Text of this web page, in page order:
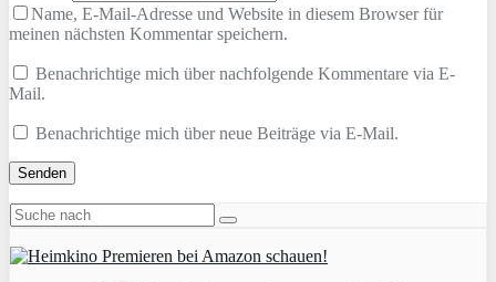
Name, E-Mail-Adresse und Website in diesem Browser für
meinen nächsten Kommentar speichern.
Benachrichtige mich über nachfolgende Kommentare via E-
Mail.
Benachrichtige mich über neue Beiträge via E-Mail.